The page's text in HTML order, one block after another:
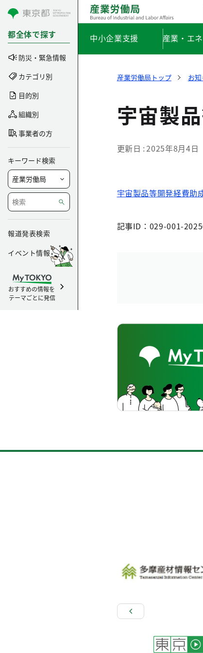
コンテンツにスキップ
都全体で探す
防災・緊急情報
カテゴリ別
目的別
組織別
事業者の方
キーワード検索
報道発表検索
イベント情報
おすすめの情報を
テーマごとに発信
中小企業支援 産業・エ
産業労働局トップ お
宇宙製
更新日 2025年8月4日
宇宙製品等開発経費助
記事ID：029-001-